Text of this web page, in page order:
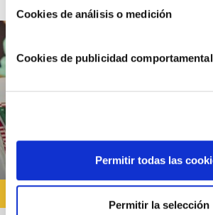
Cookies de análisis o medición
Cookies de publicidad comportamental
Permitir todas las
Permitir la selección